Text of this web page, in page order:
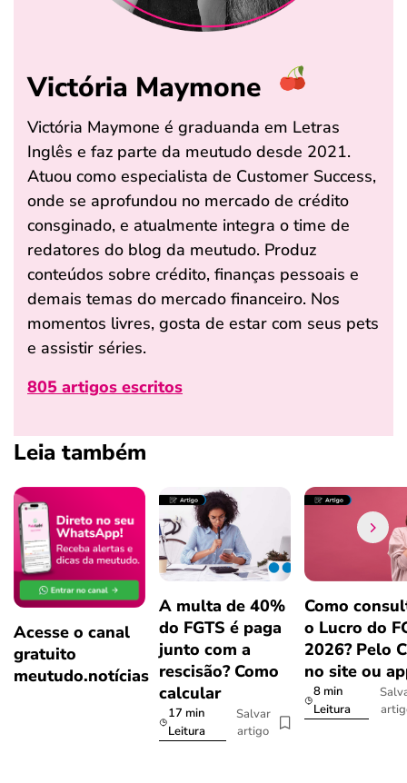
Victória Maymone
Victória Maymone é graduanda em Letras
Inglês e faz parte da meutudo desde 2021.
Atuou como especialista de Customer Success,
onde se aprofundou no mercado de crédito
consginado, e atualmente integra o time de
redatores do blog da meutudo. Produz
conteúdos sobre crédito, finanças pessoais e
demais temas do mercado financeiro. Nos
momentos livres, gosta de estar com seus pets
e assistir séries.
805 artigos escritos
Leia também
Acesse o canal
gratuito
meutudo.notícias
A multa de 40%
do FGTS é paga
junto com a
rescisão? Como
calcular
17 min
Leitura
Salvar
artigo
Como
o Lucro do
2026? Pelo
no site ou
8 min
Leitura